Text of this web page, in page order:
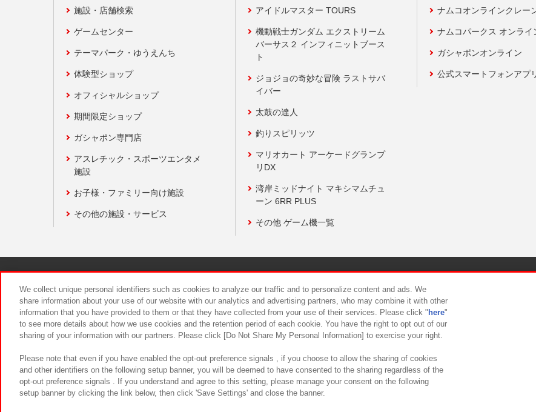
施設・店舗検索
ゲームセンター
テーマパーク・ゆうえんち
体験型ショップ
オフィシャルショップ
期間限定ショップ
ガシャポン専門店
アスレチック・スポーツエンタメ
施設
お子様・ファミリー向け施設
その他の施設・サービス
アイドルマスター TOURS
機動戦士ガンダム エクストリーム
バーサス２ インフィニットブース
ト
ジョジョの奇妙な冒険 ラストサバ
イバー
太鼓の達人
釣りスピリッツ
マリオカート アーケードグランプ
リDX
湾岸ミッドナイト マキシマムチュ
ーン 6RR PLUS
その他 ゲーム機一覧
ナムコオンラインクレー
ナムコパークス オンライ
ガシャポンオンライン
公式スマートフォンアプ
食品のご提供について カスタマーハラスメント対応方針
We collect unique personal identifiers such as cookies to analyze our traffic and to personalize content and ads. We
share information about your use of our website with our analytics and advertising partners, who may combine it with other
information that you have provided to them or that they have collected from your use of their services. Please click " here"
to see more details about how we use cookies and the retention period of each cookie. You have the right to opt out of our
sharing of your information with our partners. Please click [Do Not Share My Personal Information] to exercise your right.
Please note that even if you have enabled the opt-out preference signals , if you choose to allow the sharing of cookies
and other identifiers on the following setup banner, you will be deemed to have consented to the sharing regardless of the
opt-out preference signals . If you understand and agree to this setting, please manage your consent on the following
setup banner by clicking the link below, then click 'Save Settings' and close the banner.